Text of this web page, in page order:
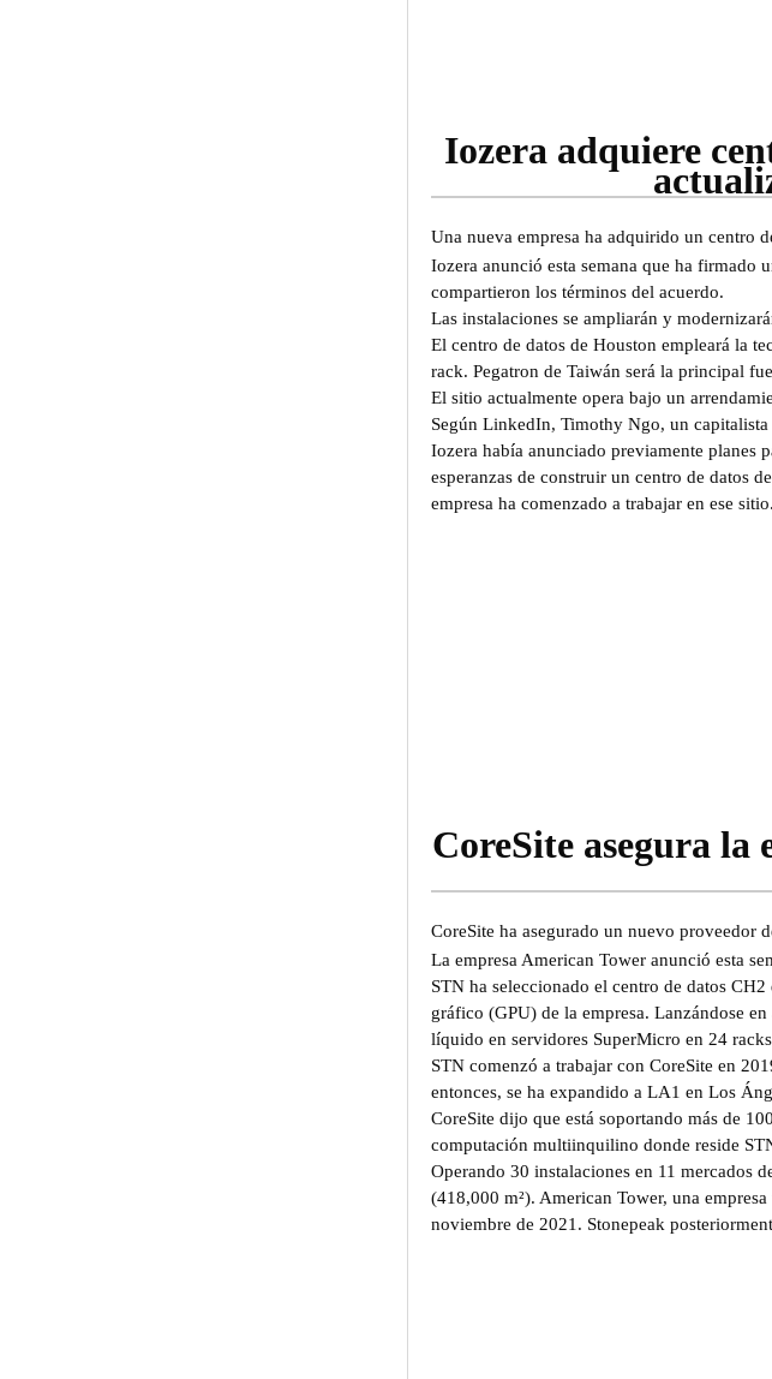
Iozera adquiere
Una nueva empresa ha adquirido un centro
Iozera anunció esta semana que ha firmado
compartieron los términos del acuerdo.
Las instalaciones se ampliarán y
El centro de datos de Houston empleará la
rack. Pegatron de Taiwán será la principal
El sitio actualmente opera bajo un
Según LinkedIn, Timothy Ngo, un
Iozera había anunciado previamente planes
esperanzas de construir un centro de datos
empresa ha comenzado a trabajar en ese sitio.
CoreSite asegura la
CoreSite ha asegurado un nuevo proveedor
La empresa American Tower anunció esta
STN ha seleccionado el centro de datos
gráfico (GPU) de la empresa. Lanzándose
líquido en servidores SuperMicro en 24
STN comenzó a trabajar con CoreSite en
entonces, se ha expandido a LA1 en Los
CoreSite dijo que está soportando más de
computación multiinquilino donde reside
Operando 30 instalaciones en 11 mercados
(418,000 m²). American Tower, una
noviembre de 2021. Stonepeak